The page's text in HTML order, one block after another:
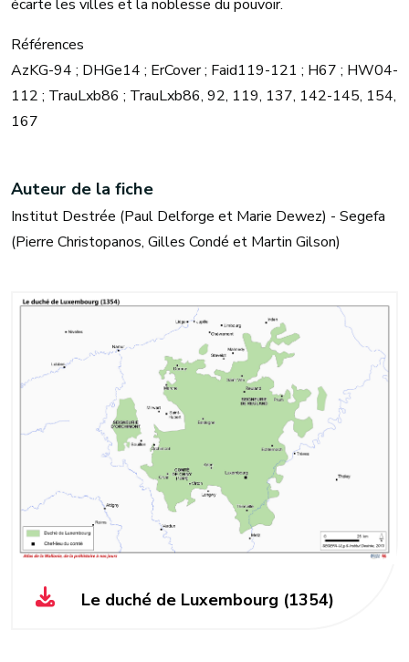
écarte les villes et la noblesse du pouvoir.
Références
AzKG-94 ; DHGe14 ; ErCover ; Faid119-121 ; H67 ; HW04-
112 ; TrauLxb86 ; TrauLxb86, 92, 119, 137, 142-145, 154,
167
Auteur de la fiche
Institut Destrée (Paul Delforge et Marie Dewez) - Segefa
(Pierre Christopanos, Gilles Condé et Martin Gilson)
Le duché de Luxembourg (1354)